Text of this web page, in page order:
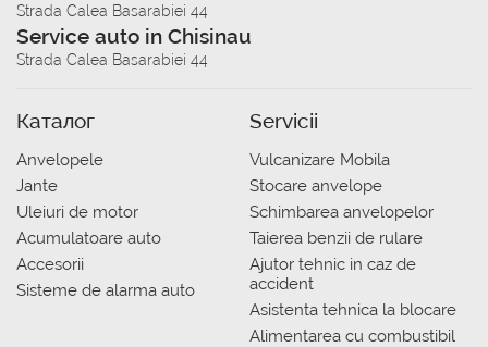
Strada Calea Basarabiei 44
Service auto in Chisinau
Strada Calea Basarabiei 44
Каталог
Anvelopele
Jante
Uleiuri de motor
Acumulatoare auto
Accesorii
Sisteme de alarma auto
Servicii
Vulcanizare Mobila
Stocare anvelope
Schimbarea anvelopelor
Taierea benzii de rulare
Ajutor tehnic in caz de
accident
Asistenta tehnica la blocare
Alimentarea cu combustibil